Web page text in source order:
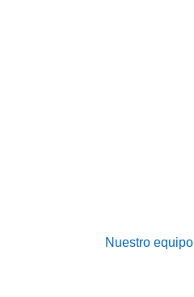
Nuestro equipo